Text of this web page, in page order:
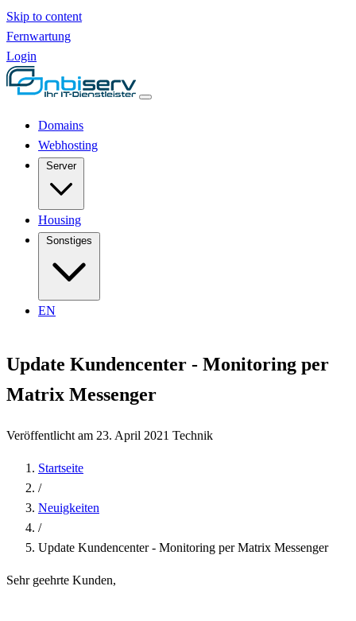
Skip to content
Fernwartung
Login
Domains
Webhosting
Server
Housing
EN
Update Kundencenter - Monitoring per
Matrix Messenger
Veröffentlicht am 23. April 2021 Technik
Startseite
/
Neuigkeiten
/
Update Kundencenter - Monitoring per Matrix Messenger
Sehr geehrte Kunden,